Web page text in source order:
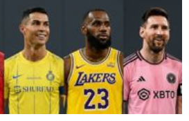
უნდა მოასწროთ შემოდგომის
დადგომამდე
ფული ამ ზოდიაქოს ნიშნების
ხელში აღმოჩნდება: ვინ
გამდიდრდება?